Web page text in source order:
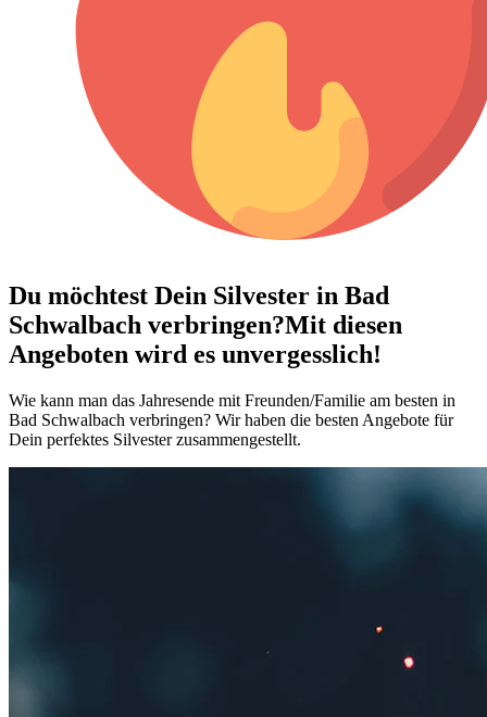
Du möchtest Dein Silvester in Bad
Schwalbach verbringen?Mit diesen
Angeboten wird es unvergesslich!
Wie kann man das Jahresende mit Freunden/Familie am besten in
Bad Schwalbach verbringen? Wir haben die besten Angebote für
Dein perfektes Silvester zusammengestellt.